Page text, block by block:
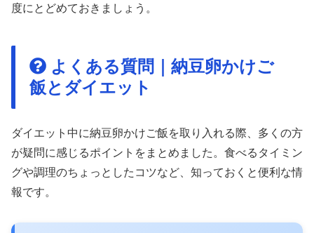
度にとどめておきましょう。
よくある質問｜納豆卵かけご
飯とダイエット
ダイエット中に納豆卵かけご飯を取り入れる際、多くの方
が疑問に感じるポイントをまとめました。食べるタイミン
グや調理のちょっとしたコツなど、知っておくと便利な情
報です。